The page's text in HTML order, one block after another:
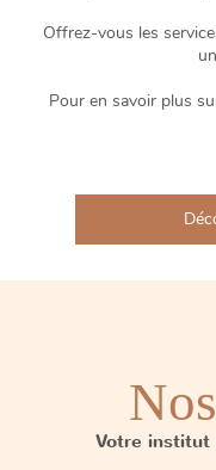
Offrez-vous les
Pour en savoir plus
Votre institut